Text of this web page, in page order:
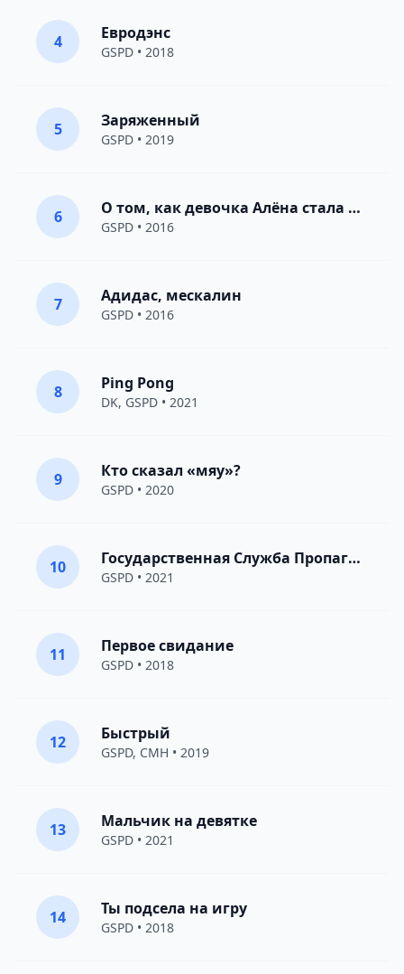
4 Евродэнс
GSPD • 2018
5 Заряженный
GSPD • 2019
6 О том, как девочка Алёна стала женщиной
GSPD • 2016
7 Адидас, мескалин
GSPD • 2016
8 Ping Pong
DK, GSPD • 2021
9 Кто сказал «мяу»?
GSPD • 2020
10 Государственная Служба Пропаганды Дискотек
GSPD • 2021
11 Первое свидание
GSPD • 2018
12 Быстрый
GSPD, CMH • 2019
13 Мальчик на девятке
GSPD • 2021
14 Ты подсела на игру
GSPD • 2018